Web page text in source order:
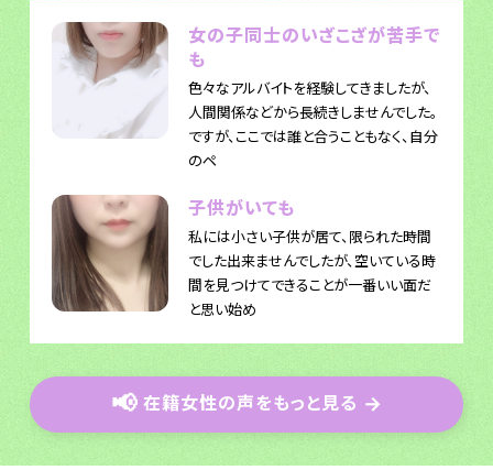
女の子同士のいざこざが苦手で
も
色々なアルバイトを経験してきましたが、
人間関係などから長続きしませんでした。
ですが、ここでは誰と合うこともなく、自分
のペ
子供がいても
私には小さい子供が居て、限られた時間
でした出来ませんでしたが、空いている時
間を見つけてできることが一番いい面だ
と思い始め
📢 在籍女性の声をもっと見る →